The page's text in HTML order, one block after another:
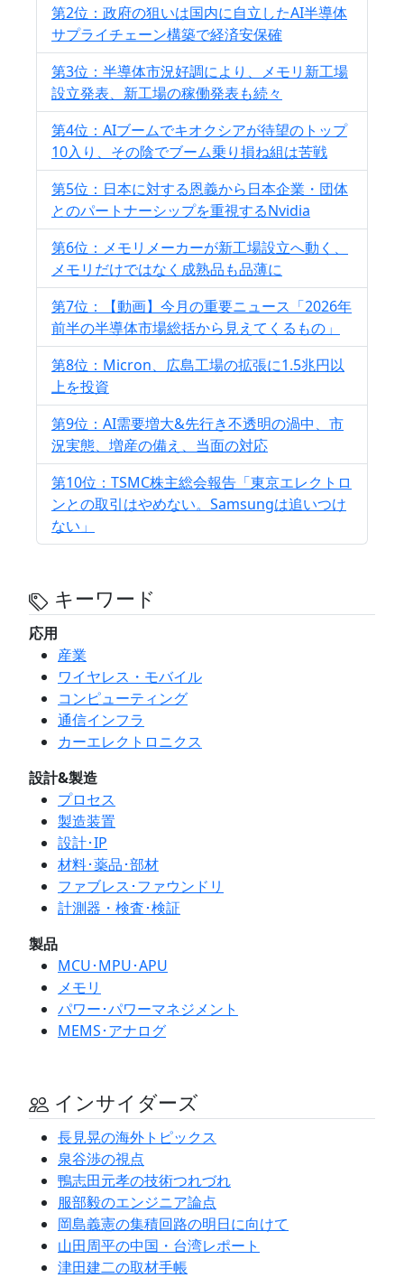
第2位：政府の狙いは国内に自立したAI半導体
サプライチェーン構築で経済安保確
第3位：半導体市況好調により、メモリ新工場
設立発表、新工場の稼働発表も続々
第4位：AIブームでキオクシアが待望のトップ
10入り、その陰でブーム乗り損ね組は苦戦
第5位：日本に対する恩義から日本企業・団体
とのパートナーシップを重視するNvidia
第6位：メモリメーカーが新工場設立へ動く、
メモリだけではなく成熟品も品薄に
第7位：【動画】今月の重要ニュース「2026年
前半の半導体市場総括から見えてくるもの」
第8位：Micron、広島工場の拡張に1.5兆円以
上を投資
第9位：AI需要増大&先行き不透明の渦中、市
況実態、増産の備え、当面の対応
第10位：TSMC株主総会報告「東京エレクトロ
ンとの取引はやめない。Samsungは追いつけ
ない」
キーワード
応用
産業
ワイヤレス・モバイル
コンピューティング
通信インフラ
カーエレクトロニクス
設計&製造
プロセス
製造装置
設計･IP
材料･薬品･部材
ファブレス･ファウンドリ
計測器・検査･検証
製品
MCU･MPU･APU
メモリ
パワー･パワーマネジメント
MEMS･アナログ
インサイダーズ
長見晃の海外トピックス
泉谷渉の視点
鴨志田元孝の技術つれづれ
服部毅のエンジニア論点
岡島義憲の集積回路の明日に向けて
山田周平の中国・台湾レポート
津田建二の取材手帳